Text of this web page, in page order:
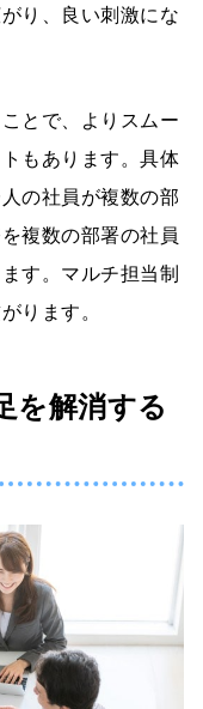
り、良い刺激にな
とで、よりスムー
もあります。具体
の社員が複数の部
複数の部署の社員
す。マルチ担当制
ります。
を解消する